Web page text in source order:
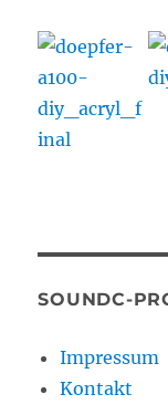
SOUNDC-
Impressum
Kontakt